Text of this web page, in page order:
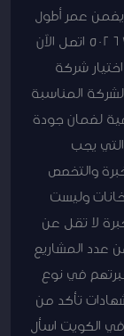
يضمن عمر أطول
للسخان وكفاءة أعلى في الاستخدام. 50267365 اتصل الآن
شركة
المناسبة
لضمان جودة
يجب
والتخصص
وليست
لا تقل عن
عدد المشاريع
في نوع
تأكد من
الكويت اسأل